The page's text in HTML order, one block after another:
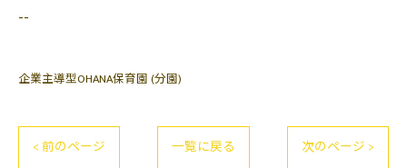
--
企業主導型OHANA保育園 (分園)
< 前のページ 一覧に戻る 次のページ >